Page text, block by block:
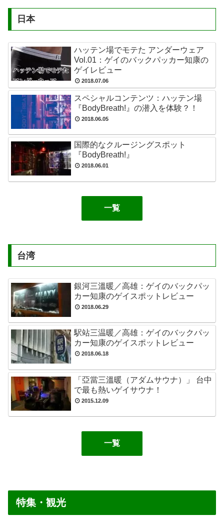
日本
ハッテン場でモテた アンダーウェア
Vol.01：ゲイのバックパッカー知康の
ゲイレビュー
2018.07.06
スペシャルコンテンツ：ハッテン場
『BodyBreath!』の潜入を体験？！
2018.06.05
国際的なクルージングスポット
『BodyBreath!』
2018.06.01
一覧
台湾
銀河三溫暖／高雄：ゲイのバックパッ
カー知康のゲイスポットレビュー
2018.06.29
駅站三温暖／高雄：ゲイのバックパッ
カー知康のゲイスポットレビュー
2018.06.18
「亞當三溫暖（アダムサウナ）」 台中
で最も熱いゲイサウナ！
2015.12.09
一覧
特集・観光